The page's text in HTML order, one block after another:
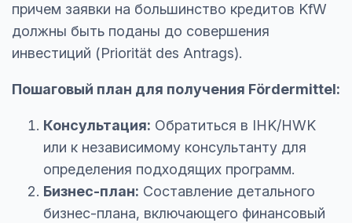
причем заявки на большинство кредитов KfW
должны быть поданы до совершения
инвестиций (Priorität des Antrags).
Пошаговый план для получения Fördermittel:
Консультация: Обратиться в IHK/HWK
или к независимому консультанту для
определения подходящих программ.
Бизнес-план: Составление детального
бизнес-плана, включающего финансовый